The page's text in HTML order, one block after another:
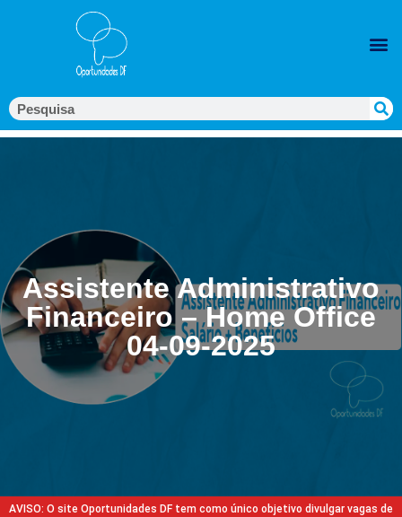
Assistente Administrativo
Financeiro – Home Office
04-09-2025
AVISO: O site Oportunidades DF tem como único objetivo divulgar vagas de